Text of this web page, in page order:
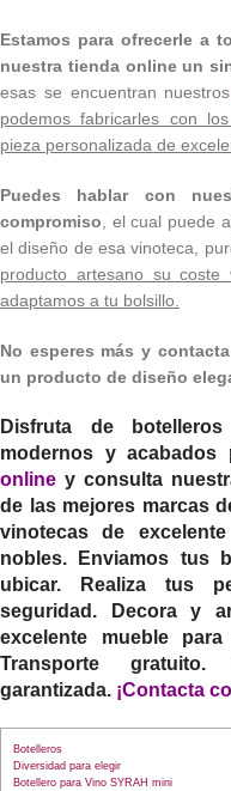
Estamos para ofrecerle a
nuestra tienda online un
esas se encuentran nuestros
podemos fabricarles con
pieza personalizada de
Puedes hablar con
compromiso , el cual puede
el diseño de esa vinoteca,
producto artesano su
adaptamos a tu bolsillo.
No esperes más y
un producto de diseño
Disfruta de
modernos y acabados
online y consulta
de las mejores marcas
vinotecas de
nobles. Enviamos tus
ubicar. Realiza tus
seguridad. Decora y
excelente mueble
Transporte gratuito.
garantizada. ¡Contacta
Botelleros
Diversidad para elegir
Botellero para Vino SYRAH mini